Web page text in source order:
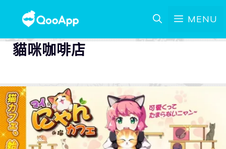
MENU
貓咪咖啡店